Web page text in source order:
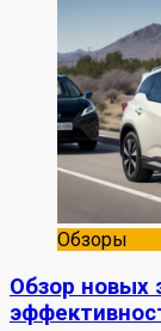
Обзоры
Обзор новых